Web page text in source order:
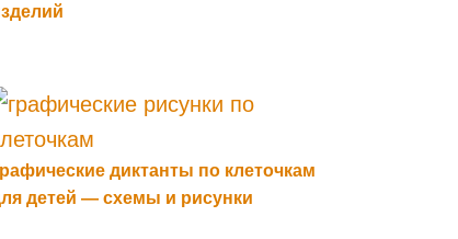
диктанты по клеточкам
детей — схемы и рисунки